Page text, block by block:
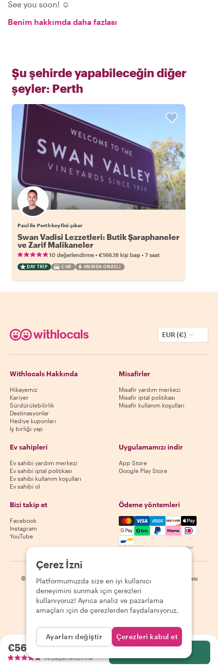
See you soon! ☺️
Benim hakkımda daha fazlası
Şu şehirde yapabileceğin diğer
şeyler: Perth
Paul ile Perth keyfini çıkar
Swan Vadisi Lezzetleri: Butik Şaraphaneler
ve Zarif Malikaneler
10 değerlendirme • €166.18 kişi başı • 7 saat
DAY TRIP CAR ANINDA ONAYLI
€56.41kişi başı
14 değerlendirme
EUR (€)
Withlocals Hakkında
Hikayemiz
Kariyer
Sürdürülebilirlik
Destinasyonlar
Hediye kuponları
İş birliği yap
Misafirler
Misafir yardım merkezi
Misafir iptal politikası
Misafir kullanım koşulları
Ev sahipleri
Ev sahibi yardım merkezi
Ev sahibi iptal politikası
Ev sahibi kullanım koşulları
Ev sahibi ol
Uygulamamızı indir
App Store
Google Play Store
Bizi takip et
Facebook
Instagram
YouTube
Ödeme yöntemleri
Mastercard, Visa, Amex,
Kullanılabilirlik destinasyona göre değişir
© 2026 Withlocals.com Gizlilik Politikası | Site haritası
Çerez İzni
Platformumuzda size en iyi kullanıcı
deneyimini sunmak için çerezleri
kullanıyoruz! Ayrıca analiz ve pazarlama
amaçları için de çerezlerden faydalanıyoruz.
Ayarları değiştir Çerezleri kabul et